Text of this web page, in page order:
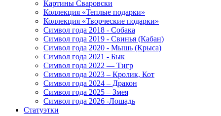
Картины Сваровски
Коллекция «Теплые подарки»
Коллекция «Творческие подарки»
Символ года 2018 - Собака
Символ года 2019 - Свинья (Кабан)
Символ года 2020 - Мышь (Крыса)
Символ года 2021 - Бык
Символ года 2022 — Тигр
Символ года 2023 – Кролик, Кот
Символ года 2024 – Дракон
Символ года 2025 – Змея
Символ года 2026 -Лошадь
Статуэтки